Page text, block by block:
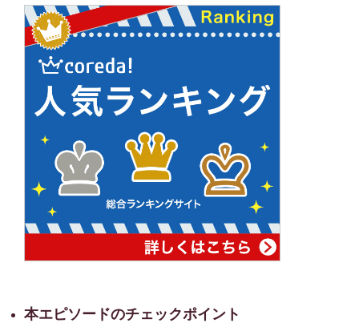
本エピソードのチェックポイント